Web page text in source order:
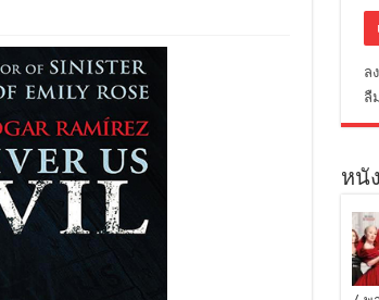
ล
ลื
หนั